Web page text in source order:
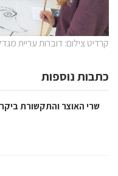
קרדיט צילום: דוברות עריית
כתבות נוספות
שרי האוצר והתקשורת